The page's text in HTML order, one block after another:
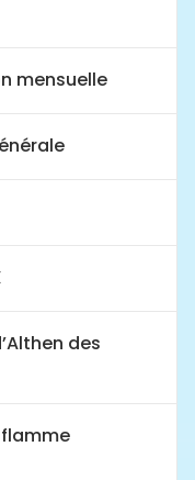
mensuelle
des
flamme